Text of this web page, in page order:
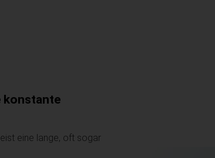
konstante
eine lange, oft sogar